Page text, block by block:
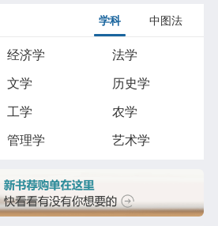
学科 中图法
经济学
法学
文学
历史学
工学
农学
管理学 艺术学